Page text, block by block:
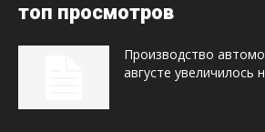
топ просмотров
Производство
августе увеличилось